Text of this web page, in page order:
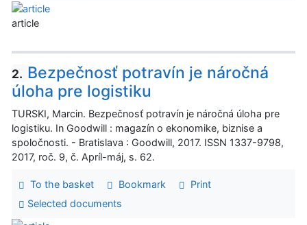
article
2. Bezpečnosť potravín je náročná
úloha pre logistiku
TURSKI, Marcin. Bezpečnosť potravín je náročná úloha pre
logistiku. In Goodwill : magazín o ekonomike, biznise a
spoločnosti. - Bratislava : Goodwill, 2017. ISSN 1337-9798,
2017, roč. 9, č. Apríl-máj, s. 62.
To the basket Bookmark
Print
Selected documents